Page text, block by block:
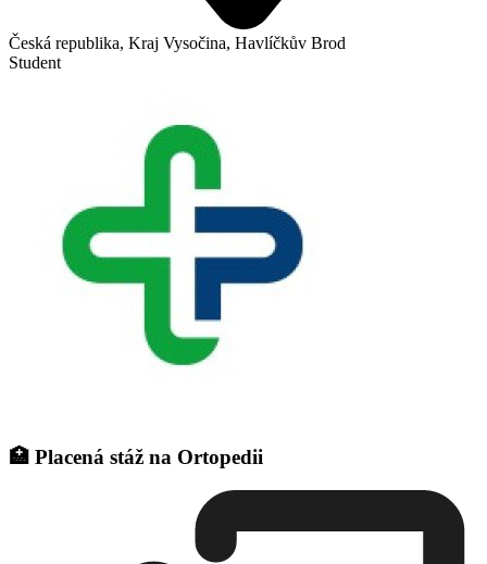
Česká republika, Kraj Vysočina, Havlíčkův Brod
Student
🏥 Placená stáž na Ortopedii